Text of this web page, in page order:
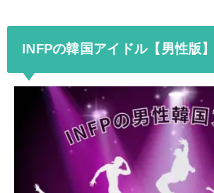
INFPの韓国アイドル【男性版